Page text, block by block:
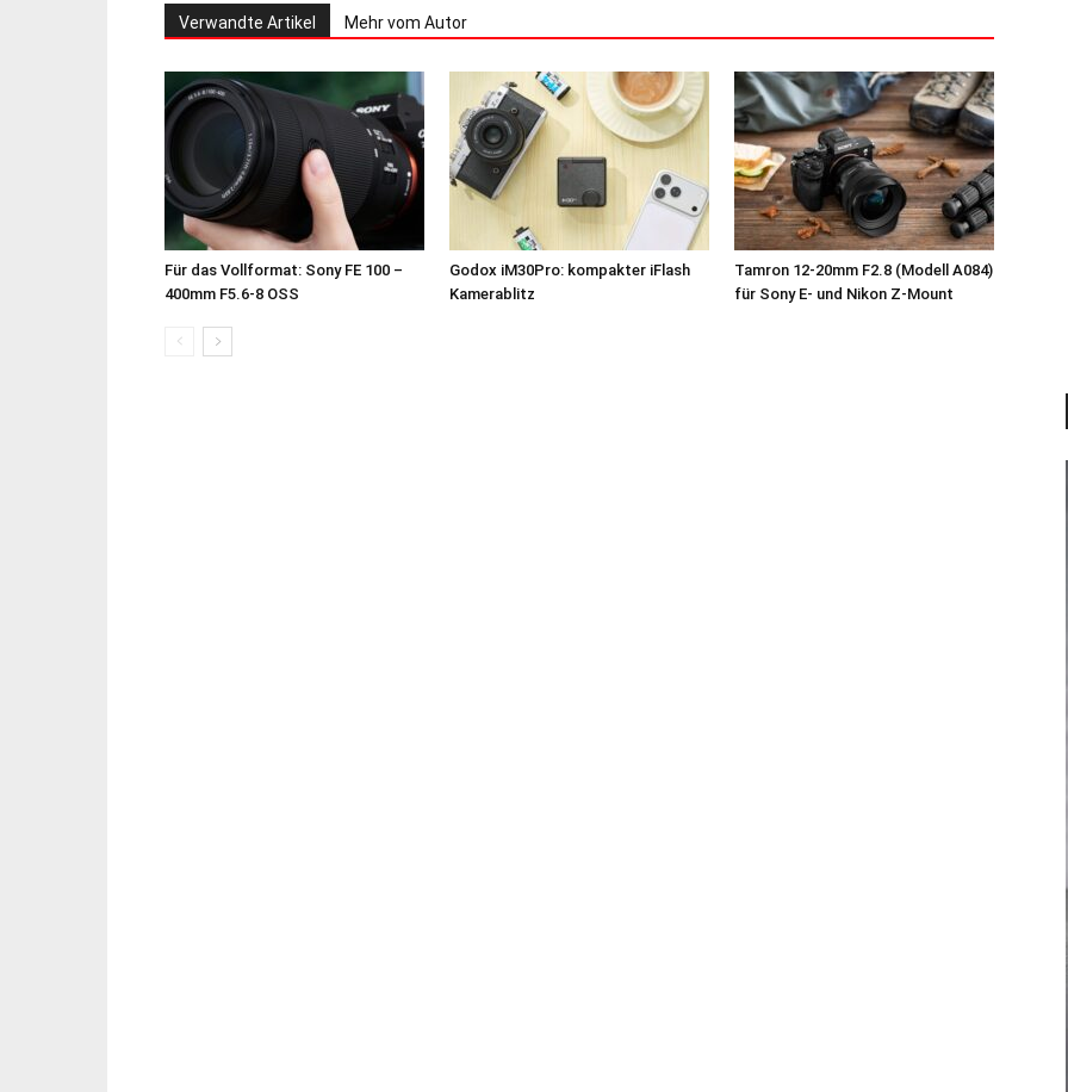
Verwandte Artikel Mehr vom Autor
Für das Vollformat: Sony FE 100 –
400mm F5.6-8 OSS
Godox iM30Pro: kompakter iFlash
Kamerablitz
Tamron 12-20mm F2.8 (Modell A084)
für Sony E- und Nikon Z-Mount